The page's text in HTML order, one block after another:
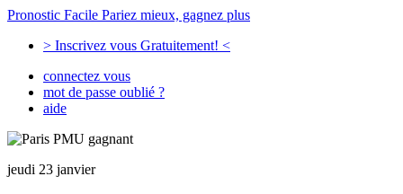
Pronostic Facile Pariez mieux, gagnez plus
> Inscrivez vous Gratuitement! <
connectez vous
mot de passe oublié ?
aide
jeudi 23 janvier